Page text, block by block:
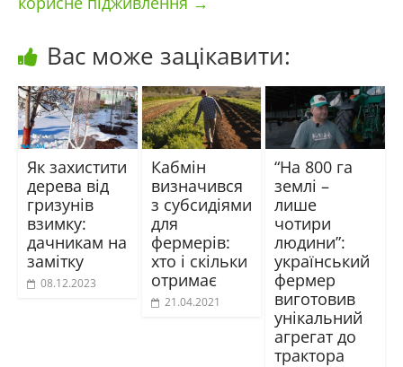
Вас може зацікавити:
Як захистити
дерева від
гризунів
взимку:
дачникам на
замітку
08.12.2023
Кабмін
визначився
з субсидіями
для
фермерів:
хто і скільки
отримає
21.04.2021
“На 800 га
землі –
лише
чотири
людини”:
український
фермер
виготовив
унікальний
агрегат до
трактора